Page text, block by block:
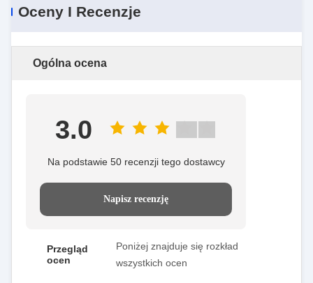
Oceny I Recenzje
Ogólna ocena
3.0
Na podstawie 50 recenzji tego dostawcy
Napisz recenzję
Przegląd
ocen
Poniżej znajduje się rozkład
wszystkich ocen